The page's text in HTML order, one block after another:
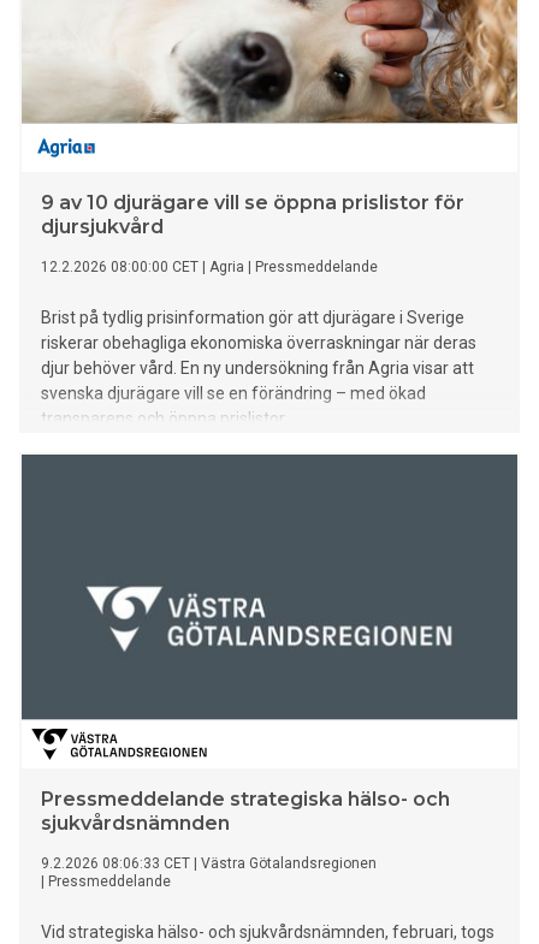
9 av 10 djurägare vill se öppna prislistor för
djursjukvård
12.2.2026 08:00:00 CET Agria Pressmeddelande
Brist på tydlig prisinformation gör att djurägare i Sverige
riskerar obehagliga ekonomiska överraskningar när deras
djur behöver vård. En ny undersökning från Agria visar att
svenska djurägare vill se en förändring – med ökad
transparens och öppna prislistor.
Pressmeddelande strategiska hälso- och
sjukvårdsnämnden
9.2.2026 08:06:33 CET
Västra Götalandsregionen
Pressmeddelande
Vid strategiska hälso- och sjukvårdsnämnden, februari, togs